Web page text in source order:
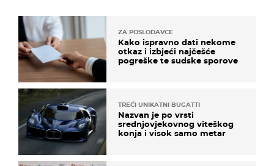
ZA POSLODAVCE
Kako ispravno dati nekome
otkaz i izbjeći najčešće
pogreške te sudske sporove
TREĆI UNIKATNI BUGATTI
Nazvan je po vrsti
srednjovjekovnog viteškog
konja i visok samo metar